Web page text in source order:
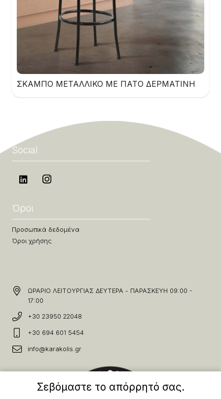
ΣΚΑΜΠΟ ΜΕΤΑΛΛΙΚΟ ΜΕ ΠΑΤΟ ΔΕΡΜΑΤΙΝΗ
Social
Όροι
Προσωπικά δεδομένα
Όροι χρήσης
ΩΡΑΡΙΟ ΛΕΙΤΟΥΡΓΙΑΣ ΔΕΥΤΕΡΑ - ΠΑΡΑΣΚΕΥΗ 09:00 -
17:00
+30 23950 22048
+30 694 601 5454
info@karakolis.gr
Σεβόμαστε το απόρρητό σας.